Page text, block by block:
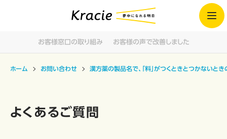
お客様窓口の取り組み お客様の声で改善しました
ホーム お問い合わせ 漢方薬の製品名で、「料」がつくときとつかないと
よくあるご質問